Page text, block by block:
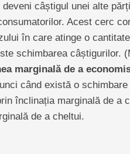
deveni câștigul unei alte
Acest cerc
în care atinge o
schimbarea câștigurilor.
marginală de a
când există o
înclinația marginală de a
de a cheltui.